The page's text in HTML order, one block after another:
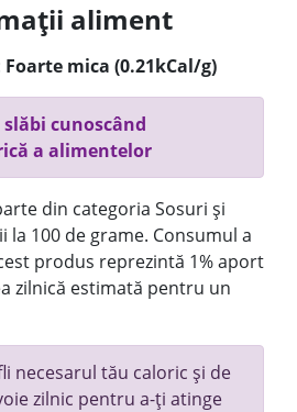
aliment
Foarte mica (0.21kCal/g)
cunoscând
a alimentelor
din categoria Sosuri și
la 100 de grame. Consumul a
produs reprezintă 1% aport
zilnică estimată pentru un
necesarul tău caloric și de
zilnic pentru a-ți atinge